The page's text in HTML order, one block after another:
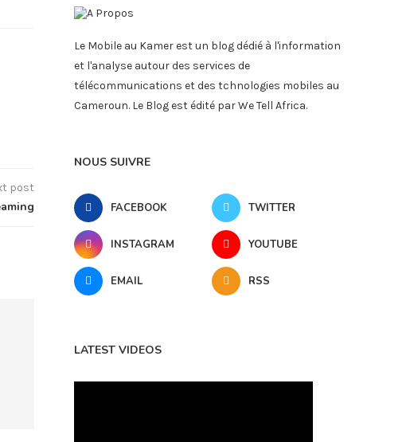
post
Le Mobile au Kamer est un blog dédié à l'information
et l'analyse autour des services de
télécommunications et des tchnologies mobiles au
Cameroun. Le Blog est édité par We Tell Africa.
NOUS SUIVRE
FACEBOOK TWITTER
INSTAGRAM YOUTUBE
EMAIL RSS
LATEST VIDEOS